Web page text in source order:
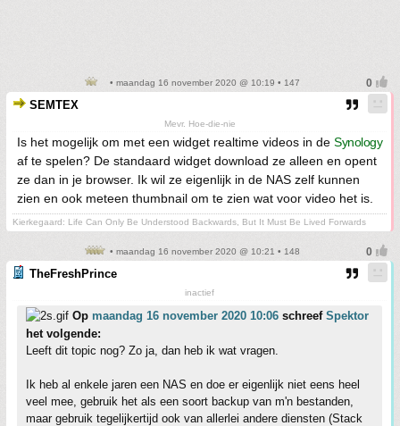
• maandag 16 november 2020 @ 10:19 • 147
SEMTEX
Mevr. Hoe-die-nie
Is het mogelijk om met een widget realtime videos in de Synology
af te spelen? De standaard widget download ze alleen en opent
ze dan in je browser. Ik wil ze eigenlijk in de NAS zelf kunnen
zien en ook meteen thumbnail om te zien wat voor video het is.
Kierkegaard: Life Can Only Be Understood Backwards, But It Must Be Lived Forwards
• maandag 16 november 2020 @ 10:21 • 148
TheFreshPrince
inactief
Op maandag 16 november 2020 10:06 schreef Spektor
het volgende:
Leeft dit topic nog? Zo ja, dan heb ik wat vragen.
Ik heb al enkele jaren een NAS en doe er eigenlijk niet eens heel
veel mee, gebruik het als een soort backup van m'n bestanden,
maar gebruik tegelijkertijd ook van allerlei andere diensten (Stack